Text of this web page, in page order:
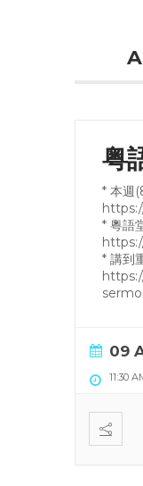
粤
* 本週
* 粵語
* 講到
09
11:30